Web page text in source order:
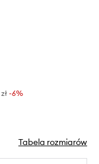
-6%
Tabela rozmiarów